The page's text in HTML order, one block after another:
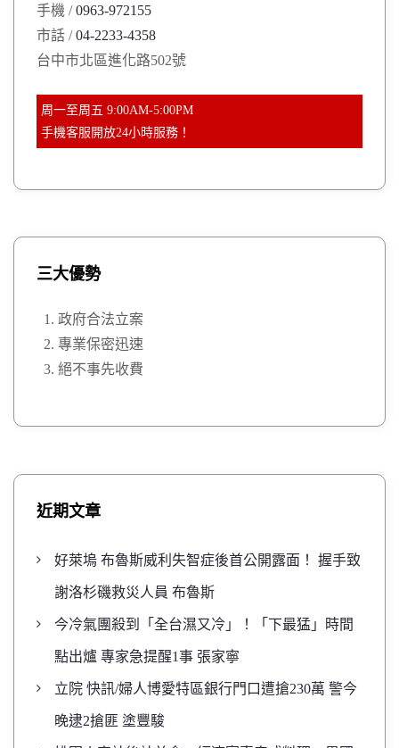
:
手機 /0963-972155
市話 /04-2233-4358
台中市北區進化路502號
周一至周五 9:00AM-5:00PM
手機客服開放24小時服務！
三大優勢
政府合法立案
專業保密迅速
絕不事先收費
近期文章
好萊塢 布魯斯威利失智症後首公開露面！ 握手致
謝洛杉磯救災人員 布魯斯
今冷氣團殺到「全台濕又冷」！「下最猛」時間
點出爐 專家急提醒1事 張家寧
立院 快訊/婦人博愛特區銀行門口遭搶230萬 警今
晚逮2搶匪 塗豐駿